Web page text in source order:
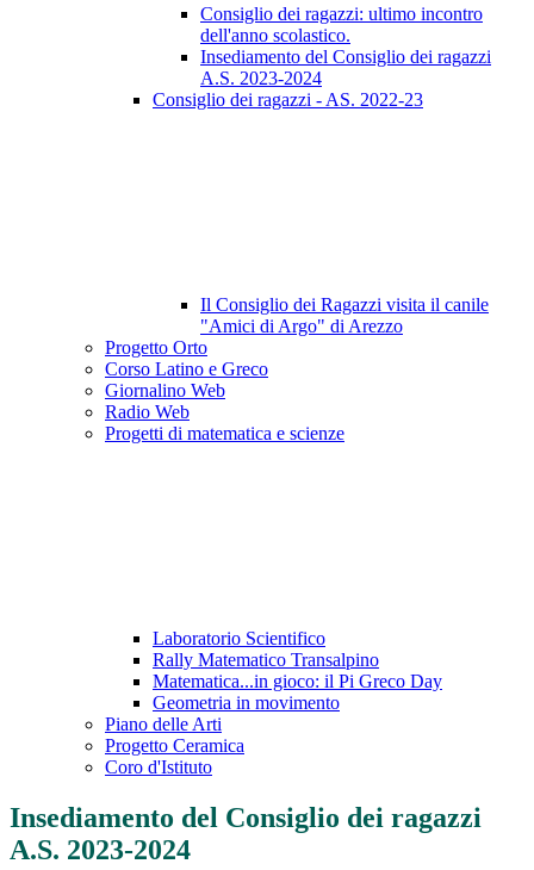
Consiglio dei ragazzi: ultimo incontro
dell'anno scolastico.
Insediamento del Consiglio dei ragazzi
A.S. 2023-2024
Consiglio dei ragazzi - AS. 2022-23
Il Consiglio dei Ragazzi visita il canile
"Amici di Argo" di Arezzo
Progetto Orto
Corso Latino e Greco
Giornalino Web
Radio Web
Progetti di matematica e scienze
Laboratorio Scientifico
Rally Matematico Transalpino
Matematica...in gioco: il Pi Greco Day
Geometria in movimento
Piano delle Arti
Progetto Ceramica
Coro d'Istituto
Insediamento del Consiglio dei ragazzi
A.S. 2023-2024